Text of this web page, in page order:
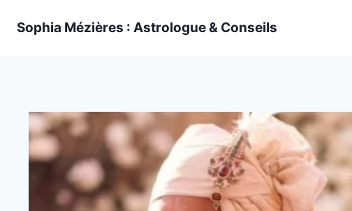
Sophia Mézières : Astrologue & Conseils